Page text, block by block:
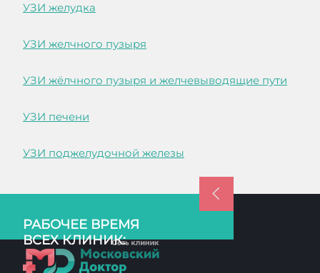
УЗИ желудка
УЗИ желчного пузыря
УЗИ жёлчного пузыря и желчевыводящие пути
УЗИ печени
УЗИ поджелудочной железы
РАБОЧЕЕ ВРЕМЯ
ВСЕХ КЛИНИК: